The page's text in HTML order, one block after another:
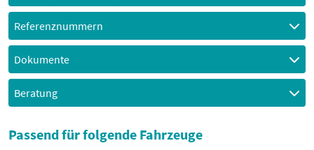
Referenznummern
Dokumente
Beratung
Passend für folgende Fahrzeuge